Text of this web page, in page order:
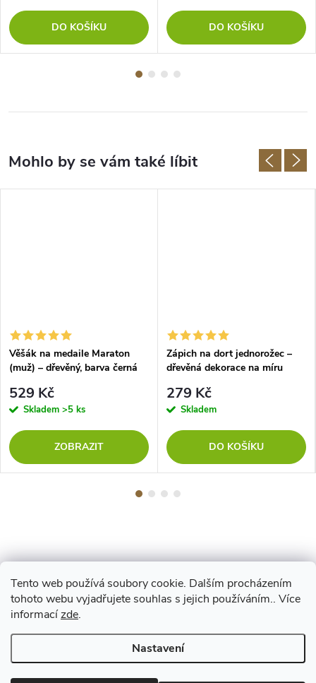
Tento web používá soubory cookie. Dalším procházením
tohoto webu vyjadřujete souhlas s jejich používáním.. Více
informacízde.
Nastavení
DO KOŠÍKU DO KOŠÍKU
Věšák na medaile Maraton
(muž) – dřevěný, barva černá
529 Kč
Skladem >5 ks
ZOBRAZIT
Zápich na dort jednorožec –
dřevěná dekorace na míru
279 Kč
Skladem
DO KOŠÍKU
Z
á
pCopyright 2026www.vyrejeme.cz. Všechna práva vyhrazena.Upravit